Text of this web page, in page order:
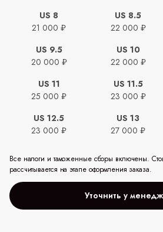
US 8
21 000 ₽
US 8.5
22 000 ₽
US 9.5
20 000 ₽
US 10
22 000 ₽
US 11
25 000 ₽
US 11.5
23 000 ₽
US 12.5
23 000 ₽
US 13
27 000 ₽
Все налоги и таможенные сборы включены.
рассчитывается на этапе оформления заказа.
Уточнить у